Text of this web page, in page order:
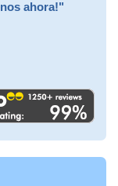
ahora!"